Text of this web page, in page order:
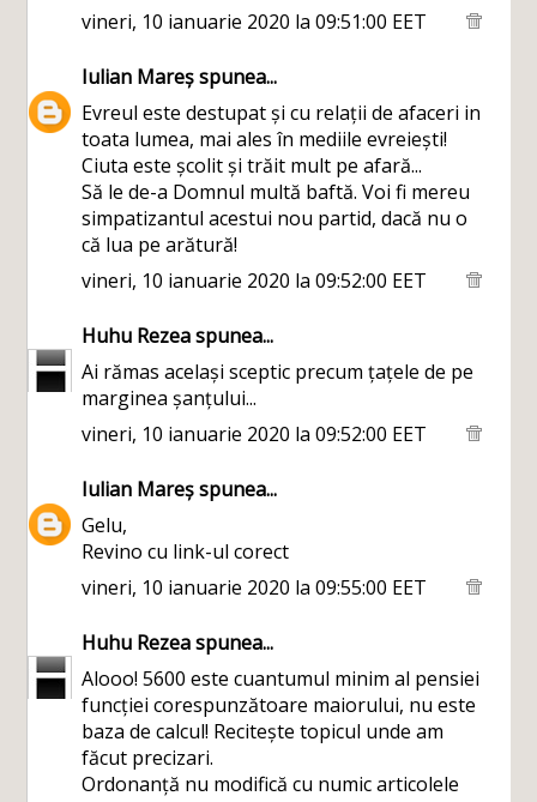
vineri, 10 ianuarie 2020 la 09:51:00 EET
Iulian Mareșspunea...
Evreul este destupat și cu relații de afaceri in
toata lumea, mai ales în mediile evreiești!
Ciuta este școlit și trăit mult pe afară...
Să le de-a Domnul multă baftă. Voi fi mereu
simpatizantul acestui nou partid, dacă nu o
că lua pe arătură!
vineri, 10 ianuarie 2020 la 09:52:00 EET
Huhu Rezeaspunea...
Ai rămas același sceptic precum țațele de pe
marginea șanțului...
vineri, 10 ianuarie 2020 la 09:52:00 EET
Iulian Mareșspunea...
Gelu,
Revino cu link-ul corect
vineri, 10 ianuarie 2020 la 09:55:00 EET
Huhu Rezeaspunea...
Alooo! 5600 este cuantumul minim al pensiei
funcției corespunzătoare maiorului, nu este
baza de calcul! Recitește topicul unde am
făcut precizari.
Ordonanță nu modifică cu numic articolele